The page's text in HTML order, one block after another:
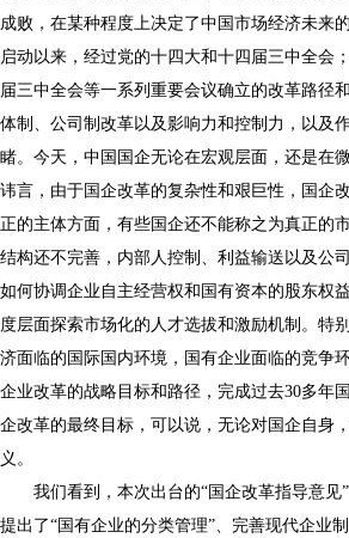
成败，在某种程度上决定了中国市场经济未来
启动以来，经过党的十四大和十四届三中全会
届三中全会等一系列重要会议确立的改革路径
体制、公司制改革以及影响力和控制力，以及
睹。今天，中国国企无论在宏观层面，还是在
讳言，由于国企改革的复杂性和艰巨性，国企
正的主体方面，有些国企还不能称之为真正的
结构还不完善，内部人控制、利益输送以及公
如何协调企业自主经营权和国有资本的股东权
度层面探索市场化的人才选拔和激励机制。特
济面临的国际国内环境，国有企业面临的竞争
企业改革的战略目标和路径，完成过去30多年
企改革的最终目标，可以说，无论对国企自身
义。
我们看到，本次出台的“国企改革指导意见”
提出了“国有企业的分类管理”、完善现代企业